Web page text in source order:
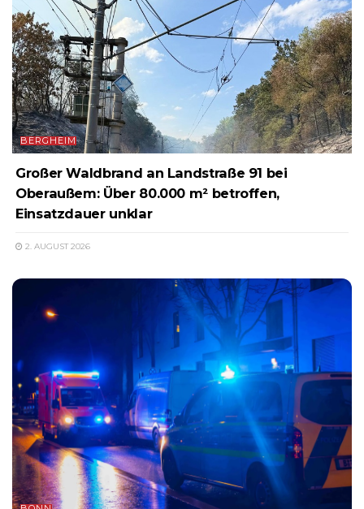
BERGHEIM
Großer Waldbrand an Landstraße 91 bei
Oberaußem: Über 80.000 m² betroffen,
Einsatzdauer unklar
2. AUGUST 2026